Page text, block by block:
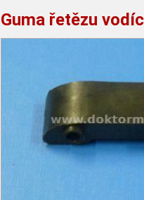
Guma řetězu